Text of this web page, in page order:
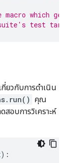
which
test
ยวกับการดำเนิน
คุณ
อบการวิเคราะห์
):